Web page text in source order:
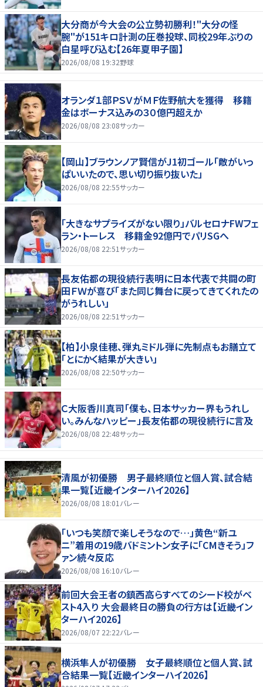
大分商が今大会の公立勢初勝利！"大分の怪
腕"が151キロ計測の圧巻投球、同校29年ぶりの
白星呼び込む【26年夏甲子園】
2026/08/08 19:32野球
オランダ１部ＰＳＶがＭＦ佐野航大を獲得 移籍
金はボーナス込みの３０億円超えか
2026/08/08 23:08サッカー
【岡山】ブラウンノア賢信がJ1初ゴール「敵がいっ
ぱいいたので、思い切り振り抜いた」
2026/08/08 22:55サッカー
「大きなサプライズがない限り」バルセロナFWフェ
ラン・トーレス 移籍金92億円でパリSGへ
2026/08/08 22:51サッカー
長友佑都の現役続行表明に日本代表で共闘の町
田ＦＷが喜び「また同じ舞台に戻ってきてくれたの
がうれしい」
2026/08/08 22:51サッカー
【柏】小泉佳穂、弾丸ミドル弾に先制点もお膳立て
「とにかく結果が大きい」
2026/08/08 22:50サッカー
Ｃ大阪香川真司「僕も、日本サッカー界もうれし
い。みんなハッピー」長友佑都の現役続行に言及
2026/08/08 22:48サッカー
清風が初優勝 男子最終順位と個人賞、試合結
果一覧【近畿インターハイ2026】
2026/08/08 18:01 バレー
「いつも笑顔で楽しそうなので…」黄色“新ユ
ニ”着用の19歳バドミントン女子に「CMきそう」フ
ァン続々反応
2026/08/08 16:10バレー
前回大会王者の鎮西高らすべてのシード校がベ
スト4入り 大会最終日の勝負の行方は【近畿イン
ターハイ2026】
2026/08/07 22:22バレー
横浜隼人が初優勝 女子最終順位と個人賞、試
合結果一覧【近畿インターハイ2026】